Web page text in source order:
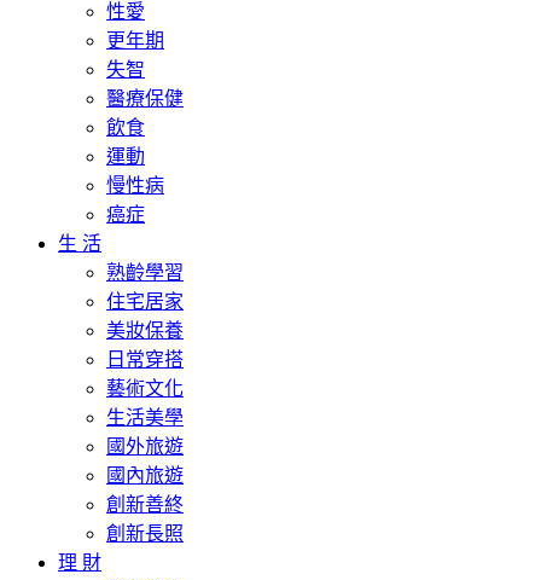
性愛
更年期
失智
醫療保健
飲食
運動
慢性病
癌症
生 活
熟齡學習
住宅居家
美妝保養
日常穿搭
藝術文化
生活美學
國外旅遊
國內旅遊
創新善終
創新長照
理 財